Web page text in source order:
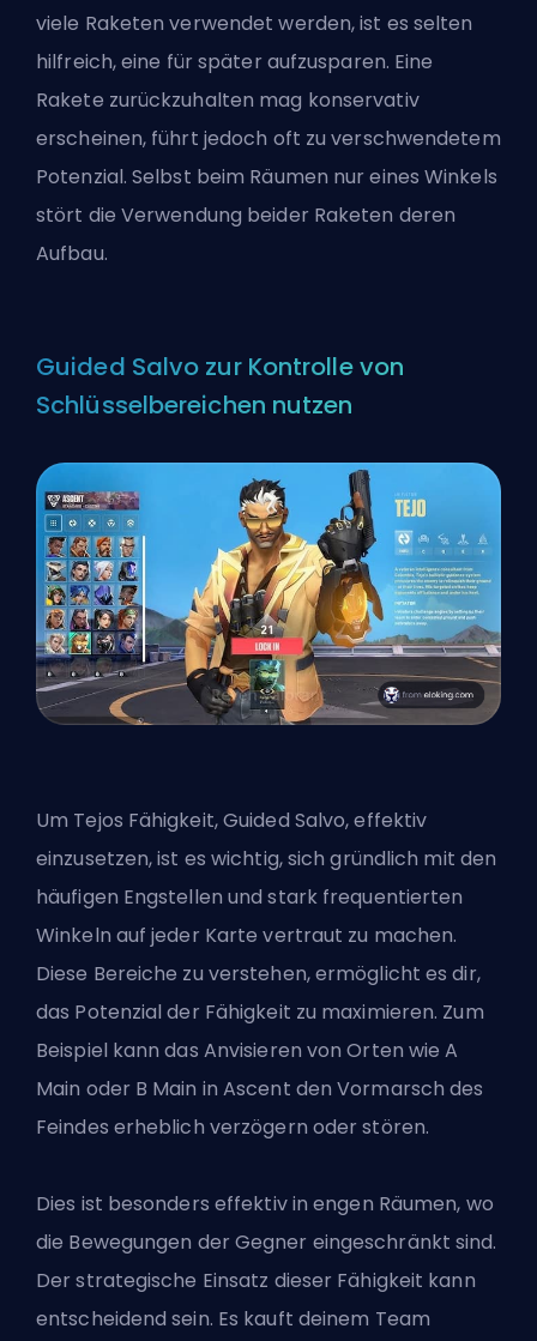
viele Raketen verwendet werden, ist es selten
hilfreich, eine für später aufzusparen. Eine
Rakete zurückzuhalten mag konservativ
erscheinen, führt jedoch oft zu verschwendetem
Potenzial. Selbst beim Räumen nur eines Winkels
stört die Verwendung beider Raketen deren
Aufbau.
Guided Salvo zur Kontrolle von
Schlüsselbereichen nutzen
Um Tejos Fähigkeit, Guided Salvo, effektiv
einzusetzen, ist es wichtig, sich gründlich mit den
häufigen Engstellen und stark frequentierten
Winkeln auf jeder Karte vertraut zu machen.
Diese Bereiche zu verstehen, ermöglicht es dir,
das Potenzial der Fähigkeit zu maximieren. Zum
Beispiel kann das Anvisieren von Orten wie A
Main oder B Main in Ascent den Vormarsch des
Feindes erheblich verzögern oder stören.
Dies ist besonders effektiv in engen Räumen, wo
die Bewegungen der Gegner eingeschränkt sind.
Der strategische Einsatz dieser Fähigkeit kann
entscheidend sein. Es kauft deinem Team